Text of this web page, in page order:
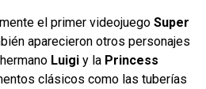
el primer videojuego Super
aparecieron otros personajes
Luigi y la Princess
clásicos como las tuberías